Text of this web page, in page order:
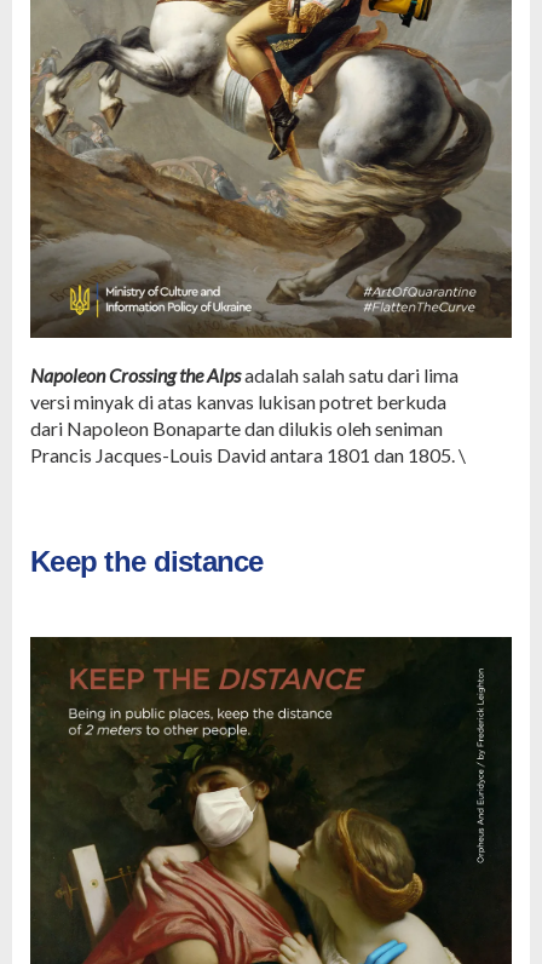
Napoleon Crossing the Alpsadalah salah satu dari lima
versiminyak di atas kanvas lukisan potret berkuda
dari Napoleon Bonapartedan dilukis oleh seniman
Prancis Jacques-Louis Davidantara 1801 dan 1805. \
Keep the distance